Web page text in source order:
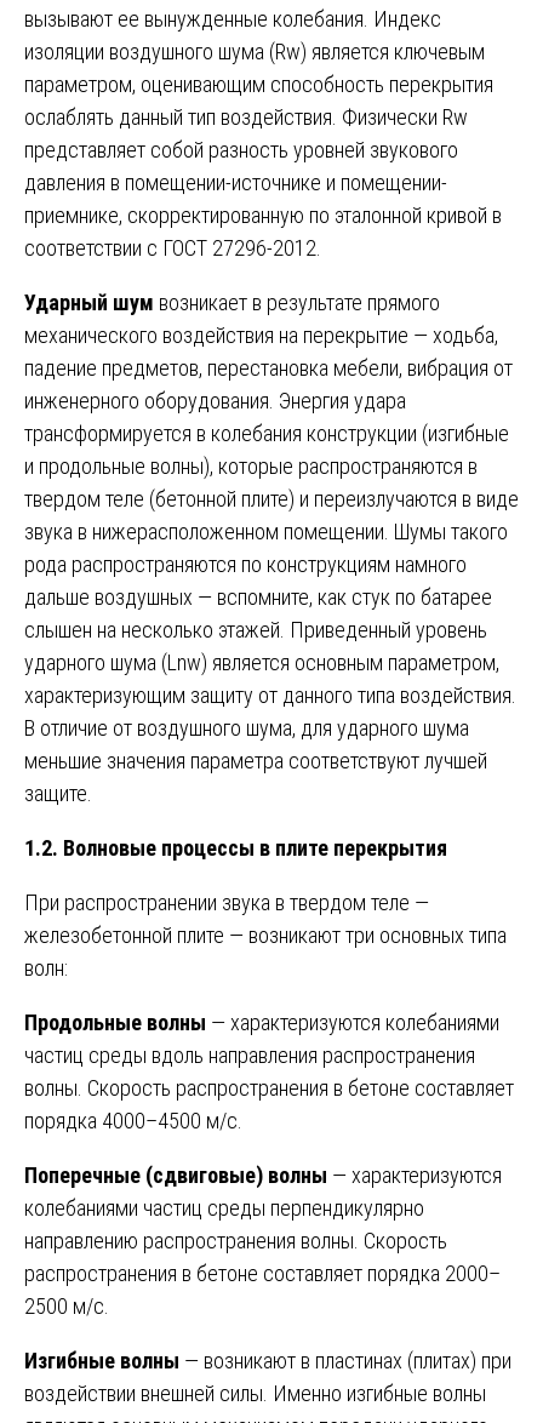
вызывают ее вынужденные колебания. Индекс
изоляции воздушного шума (Rw) является ключевым
параметром, оценивающим способность перекрытия
ослаблять данный тип воздействия. Физически Rw
представляет собой разность уровней звукового
давления в помещении-источнике и помещении-
приемнике, скорректированную по эталонной кривой в
соответствии с ГОСТ 27296-2012.
Ударный шум возникает в результате прямого
механического воздействия на перекрытие — ходьба,
падение предметов, перестановка мебели, вибрация от
инженерного оборудования. Энергия удара
трансформируется в колебания конструкции (изгибные
и продольные волны), которые распространяются в
твердом теле (бетонной плите) и переизлучаются в виде
звука в нижерасположенном помещении. Шумы такого
рода распространяются по конструкциям намного
дальше воздушных — вспомните, как стук по батарее
слышен на несколько этажей. Приведенный уровень
ударного шума (Lnw) является основным параметром,
характеризующим защиту от данного типа воздействия.
В отличие от воздушного шума, для ударного шума
меньшие значения параметра соответствуют лучшей
защите.
1.2. Волновые процессы в плите перекрытия
При распространении звука в твердом теле —
железобетонной плите — возникают три основных типа
волн:
Продольные волны — характеризуются колебаниями
частиц среды вдоль направления распространения
волны. Скорость распространения в бетоне составляет
порядка 4000–4500 м/с.
Поперечные (сдвиговые) волны — характеризуются
колебаниями частиц среды перпендикулярно
направлению распространения волны. Скорость
распространения в бетоне составляет порядка 2000–
2500 м/с.
Изгибные волны — возникают в пластинах (плитах) при
воздействии внешней силы. Именно изгибные волны